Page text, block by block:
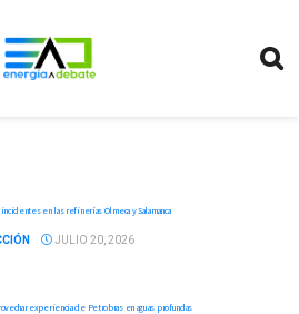
en las refinerías Olmeca y Salamanca
JULIO 20, 2026
experiencia de Petrobras en aguas profundas